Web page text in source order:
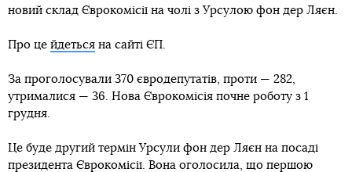
новий склад Єврокомісії на чолі з Урсулою фон дер Ляєн.
Про це йдеться на сайті ЄП.
За проголосували 370 євродепутатів, проти — 282,
утрималися — 36. Нова Єврокомісія почне роботу з 1
грудня.
Це буде другий термін Урсули фон дер Ляєн на посаді
президента Єврокомісії. Вона оголосила, що першою